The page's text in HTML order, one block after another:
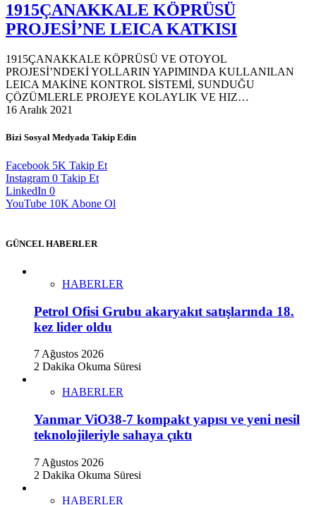
1915ÇANAKKALE KÖPRÜSÜ
PROJESİ’NE LEICA KATKISI
1915ÇANAKKALE KÖPRÜSÜ VE OTOYOL
PROJESİ’NDEKİ YOLLARIN YAPIMINDA KULLANILAN
LEICA MAKİNE KONTROL SİSTEMİ, SUNDUĞU
ÇÖZÜMLERLE PROJEYE KOLAYLIK VE HIZ…
16 Aralık 2021
Bizi Sosyal Medyada Takip Edin
Facebook 5K Takip Et
Instagram 0 Takip Et
LinkedIn 0
YouTube 10K Abone Ol
GÜNCEL HABERLER
HABERLER
Petrol Ofisi Grubu akaryakıt satışlarında 18.
kez lider oldu
7 Ağustos 2026
2 Dakika Okuma Süresi
HABERLER
Yanmar ViO38-7 kompakt yapısı ve yeni nesil
teknolojileriyle sahaya çıktı
7 Ağustos 2026
2 Dakika Okuma Süresi
HABERLER